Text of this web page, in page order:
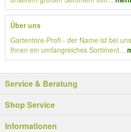
Über uns
Gartentore-Profi - der Name ist bei
Ihnen ein umfangreiches Sortiment...
Service & Beratung
Shop Service
Informationen